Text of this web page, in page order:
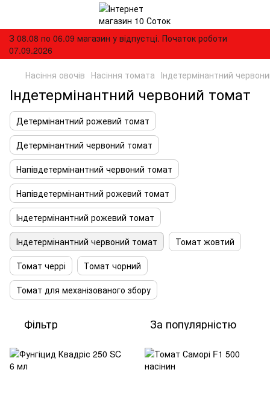
З 08.08 по 06.09 магазин у відпустці. Початок роботи
07.09.2026
Насіння овочів Насіння томата Індетермінантний
Індетермінантний червоний томат
Детермінантний рожевий томат
Детермінантний червоний томат
Напівдетермінантний червоний томат
Напівдетермінантний рожевий томат
Індетермінантний рожевий томат
Індетермінантний червоний томат
Томат жовтий
Томат черрі
Томат чорний
Томат для механізованого збору
Фільтр За популярністю